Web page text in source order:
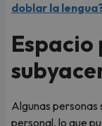
doblar la
Espacio
Algunas personas
personal, lo que